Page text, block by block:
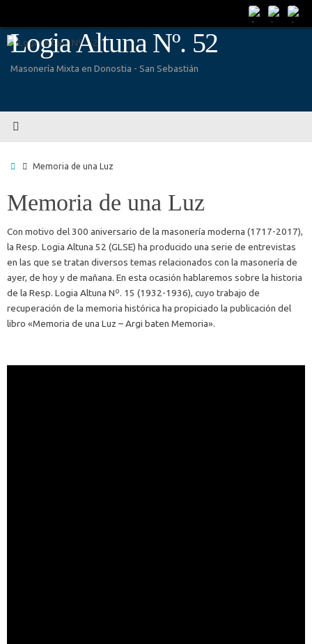
contenido
Logia Altuna Nº. 52
Masonería Mixta en Donostia - San Sebastián
InicioMemoria de una Luz
Memoria de una Luz
Con motivo del 300 aniversario de la masonería moderna (1717-2017),
la Resp. Logia Altuna 52 (GLSE) ha producido una serie de entrevistas
en las que se tratan diversos temas relacionados con la masonería de
ayer, de hoy y de mañana. En esta ocasión hablaremos sobre la historia
de la Resp. Logia Altuna Nº. 15 (1932-1936), cuyo trabajo de
recuperación de la memoria histórica ha propiciado la publicación del
libro «Memoria de una Luz – Argi baten Memoria».